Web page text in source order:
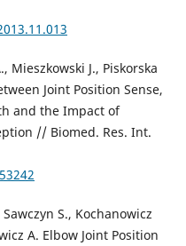
Mieszkowski J., Piskorska
Joint Position Sense,
and the Impact of
// Biomed. Res. Int.
S., Kochanowicz
A. Elbow Joint Position